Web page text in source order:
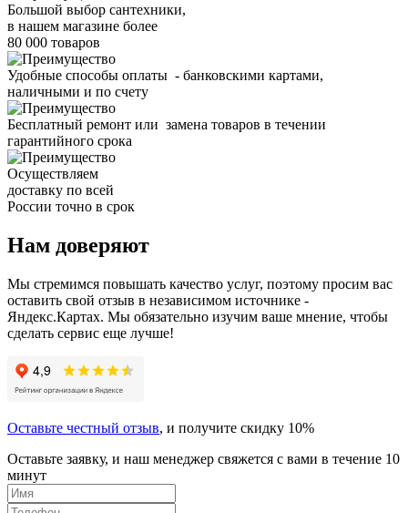
Большой выбор сантехники,
в нашем магазине более
80 000 товаров
Удобные способы оплаты - банковскими картами,
наличными и по счету
Бесплатный ремонт или замена товаров в течении
гарантийного срока
Осуществляем
доставку по всей
России точно в срок
Нам доверяют
Мы стремимся повышать качество услуг, поэтому просим вас
оставить свой отзыв в независимом источнике -
Яндекс.Картах. Мы обязательно изучим ваше мнение, чтобы
сделать сервис еще лучше!
Оставьте честный отзыв, и получите скидку 10%
Оставьте заявку, и наш менеджер свяжется с вами в течение 10
минут